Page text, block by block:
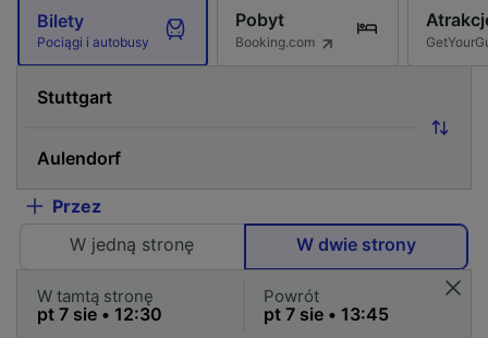
Bilety
Pociągi i autobusy
Pobyt
Booking.com
Przez
W jedną stronę
W dwie strony
W tamtą stronę Powrót